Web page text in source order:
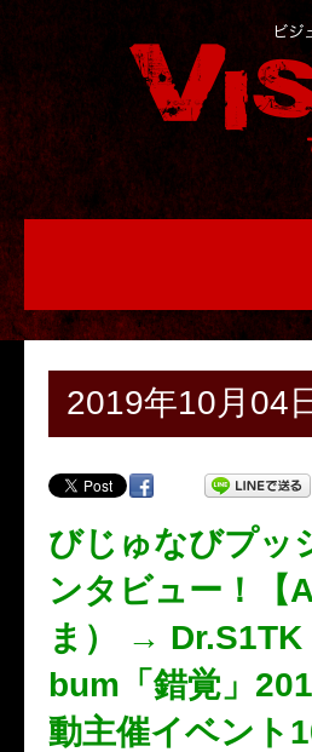
2019年10月04
びじゅなびプッ
ンタビュー！【
ま） →
bum「錯覚」
動主催イベント